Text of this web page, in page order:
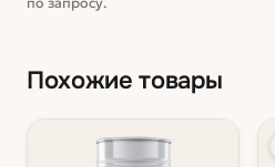
Похожие товары